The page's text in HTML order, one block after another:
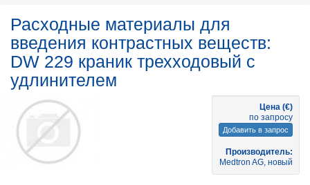
Расходные материалы для
введения контрастных веществ:
DW 229 краник трехходовый с
удлинителем
Цена (€)
по запросу
Добавить в запрос
Производитель:
Medtron AG, новый